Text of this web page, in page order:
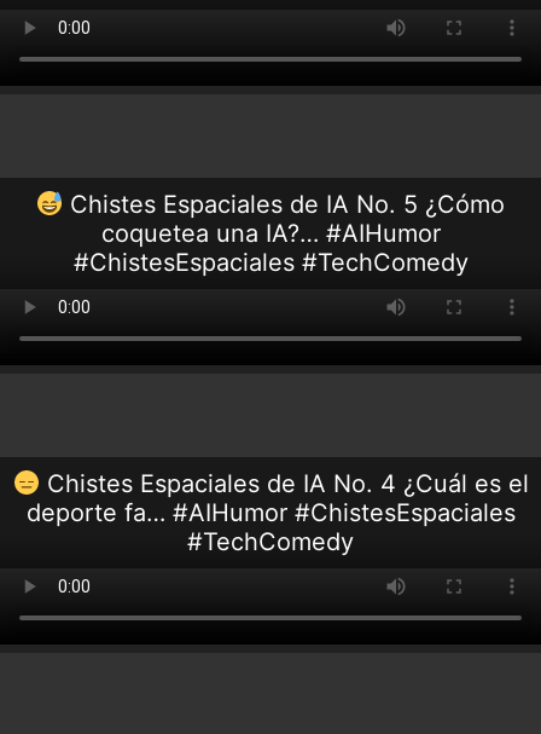
Chistes Espaciales de IA No. 5 ¿Cómo
coquetea una IA?… #AIHumor
#ChistesEspaciales #TechComedy
Chistes Espaciales de IA No. 4 ¿Cuál es el
deporte fa… #AIHumor #ChistesEspaciales
#TechComedy